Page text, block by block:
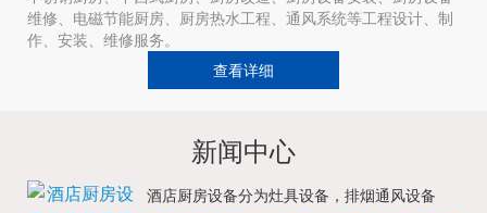
维修、电磁节能厨房、厨房热水工程、通风系统等工程设计、制
作、安装、维修服务。
查看详细
新闻中心
酒店厨房设备分为灶具设备，排烟通风设备